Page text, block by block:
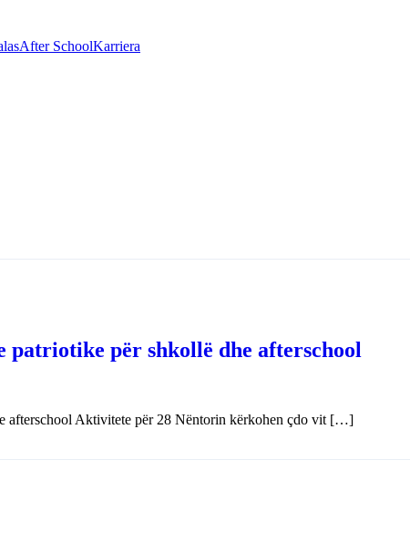
After SchoolKarriera
për shkollë dhe afterschool
afterschool Aktivitete për 28 Nëntorin kërkohen çdo vit […]